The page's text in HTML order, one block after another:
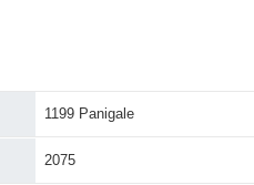
1199 Panigale
2075